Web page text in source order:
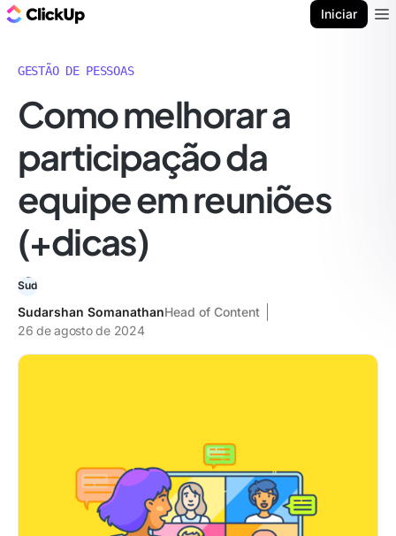
Iniciar
GESTÃO DE PESSOAS
Como melhorar a
participação da
equipe em reuniões
(+dicas)
Sudarshan SomanathanHead of Content
26 de agosto de 2024